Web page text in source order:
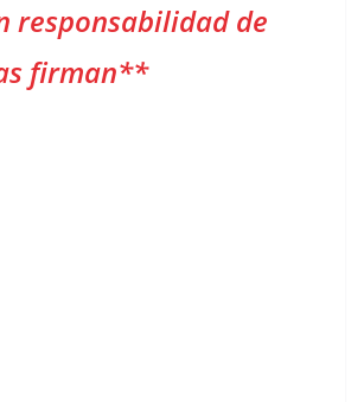
responsabilidad de
firman**